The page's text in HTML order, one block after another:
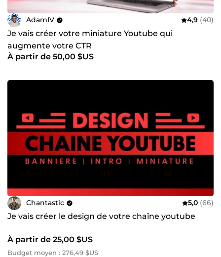
AdamIV 4,9 (40)
Je vais créer votre miniature Youtube qui
augmente votre CTR
À partir de 50,00 $US
Chantastic 5,0 (66)
Je vais créer le design de votre chaîne youtube
À partir de 25,00 $US
Budget moyen : 276,49 $US